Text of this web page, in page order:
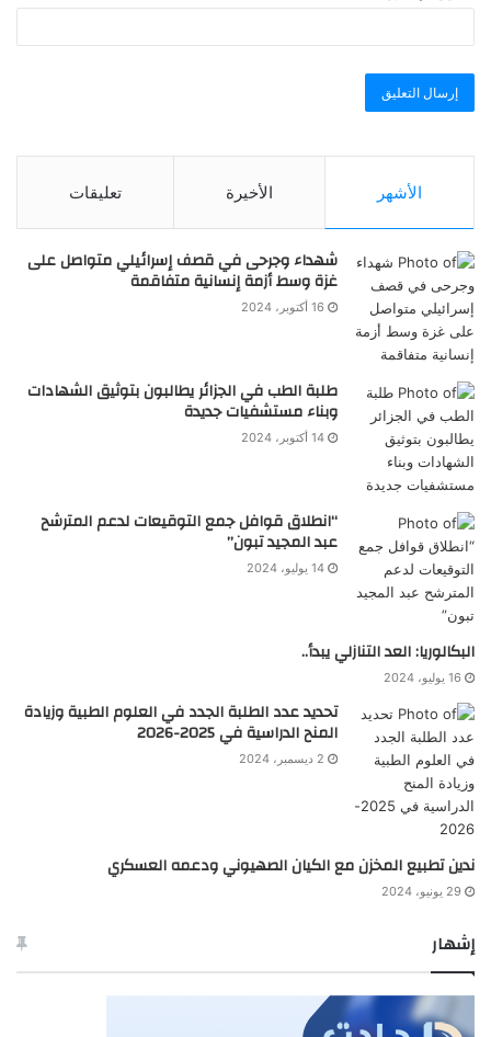
الأشهر الأخيرة تعليقات
شهداء وجرحى في قصف إسرائيلي متواصل على
غزة وسط أزمة إنسانية متفاقمة
16 أكتوبر، 2024
طلبة الطب في الجزائر يطالبون بتوثيق الشهادات
وبناء مستشفيات جديدة
14 أكتوبر، 2024
“انطلاق قوافل جمع التوقيعات لدعم المترشح
عبد المجيد تبون”
14 يوليو، 2024
البكالوريا: العد التنازلي يبدأ..
16 يوليو، 2024
تحديد عدد الطلبة الجدد في العلوم الطبية وزيادة
المنح الدراسية في 2025-2026
2 ديسمبر، 2024
ندين تطبيع المخزن مع الكيان الصهيوني ودعمه العسكري
29 يونيو، 2024
إشهار